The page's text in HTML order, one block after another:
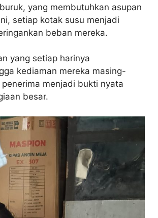
yang membutuhkan asupan
setiap kotak susu menjadi
beban mereka.
yang setiap harinya
kediaman mereka masing-
menjadi bukti nyata
besar.